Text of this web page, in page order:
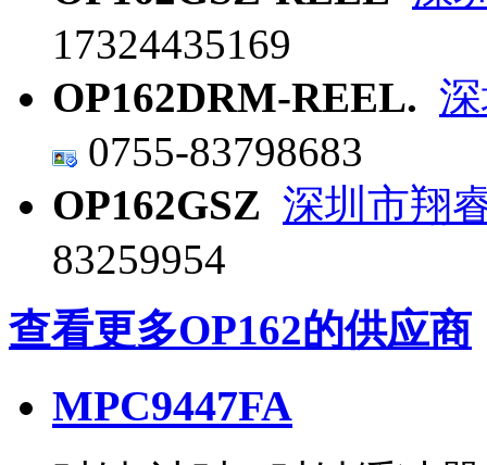
17324435169
OP162DRM-REEL.
0755-83798683
OP162GSZ 深圳市翔
83259954
查看更多OP162的供应商
MPC9447FA